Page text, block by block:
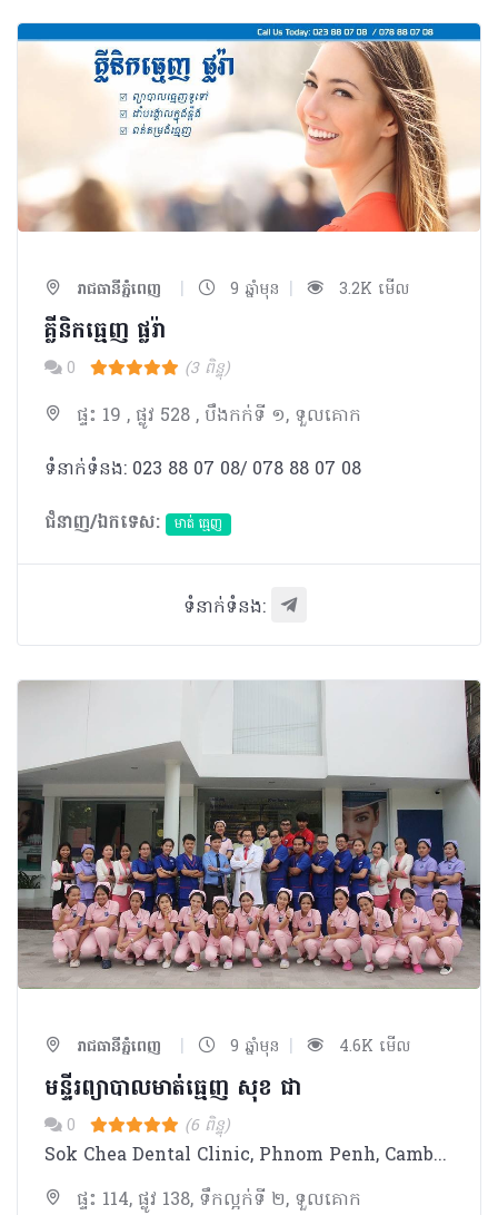
រាជធានីភ្នំពេញ | 9 ឆ្នាំមុន | 3.2K មើល
គ្លីនិក​ធ្មេញ ផ្លរ៉ា
0 (3 ពិន្ទុ)
ផ្ទះ 19 , ផ្លូវ 528 , បឹងកក់ទី ១, ទួលគោក
ទំនាក់ទំនង: 023 88 07 08/ 078 88 07 08
ជំនាញ/ឯកទេស:
មាត់ ធ្មេញ
ទំនាក់ទំនង:
រាជធានីភ្នំពេញ | 9 ឆ្នាំមុន | 4.6K មើល
មន្ទីរព្យាបាលមាត់ធ្មេញ សុខ ជា
0 (6 ពិន្ទុ)
Sok Chea Dental Clinic, Phnom Penh, Cambodia offers international quality dental care and specialized treatment. Right from the day of the establishment, we have strived and succeeded in providing high quality of dental care. Our families have been involved in Dentistry over than 60 years. We draw up the talents of qualified dental practitioner and specialists to offer patient oriented treatment at Sok Chea Dental Clinic. Our professional team of highly motivated dentists have achieved undergraduate and post graduate in specialized fields from prominent local and international universities where they also lecture and train dental students. For the better treatment the clinic has special rooms and dental units for different treatment. The clinic has a total of 17 dental units to make sure that these could provide a proper treatment on time for our patient. We also have fully equipped modern dental instruments and materials that are among the highest standard of technology in Cambodia. While this provides customers with more options for treatment, we also protect you with out standing sterilization methods which ensure the safe possible treatment. Currently SOK CHEA DENTAL CLINIC has three convenient locations. All are suitable for your varied dental needs.
ផ្ទះ 114, ផ្លូវ 138, ទឹកល្អក់ទី ២, ទួលគោក